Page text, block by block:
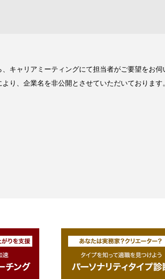
キャリアミーティングにて担当者がご要望をお
より、企業名を非公開とさせていただいております。